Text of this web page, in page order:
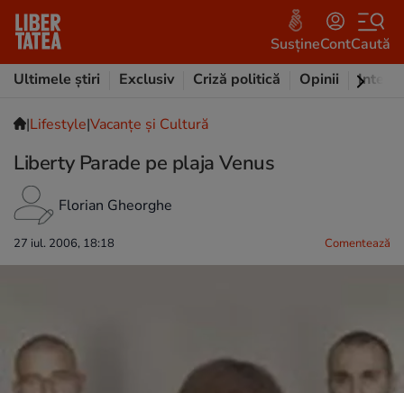
SusțineContCaută
Ultimele știri
Exclusiv Criză politică Opinii
|Lifestyle|Vacanțe și Cultură
Liberty Parade pe plaja Venus
Florian Gheorghe
27 iul. 2006, 18:18 Comentează